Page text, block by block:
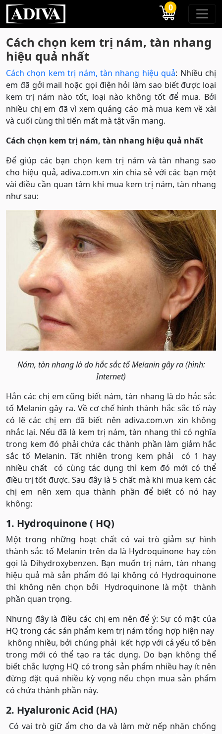
0
Cách chọn kem trị nám, tàn nhang
hiệu quả nhất
Cách chọn kem trị nám, tàn nhang hiệu quả: Nhiều chị
em đã gởi mail hoặc gọi điện hỏi làm sao biết được loại
kem trị nám nào tốt, loại nào không tốt để mua. Bởi
nhiều chị em đã vì xem quảng cáo mà mua kem về xài
và cuối cùng thì tiến mất mà tật vẫn mang.
Cách chọn kem trị nám, tàn nhang hiệu quả nhất
Để giúp các bạn chọn kem trị nám và tàn nhang sao
cho hiệu quả, adiva.com.vn xin chia sẻ với các bạn một
vài điều cần quan tâm khi mua kem trị nám, tàn nhang
như sau:
Nám, tàn nhang là do hắc sắc tố Melanin gây ra (hình:
Internet)
Hẳn các chị em cũng biết nám, tàn nhang là do hắc sắc
tố Melanin gây ra. Về cơ chế hình thành hắc sắc tố này
có lẽ các chị em đã biết nên adiva.com.vn xin không
nhắc lại. Nếu đã là kem trị nám, tàn nhang thì có nghĩa
trong kem đó phải chứa các thành phần làm giảm hắc
sắc tố Melanin. Tất nhiên trong kem phải có 1 hay
nhiều chất có cùng tác dụng thì kem đó mới có thể
điều trị tốt được. Sau đây là 5 chất mà khi mua kem các
chị em nên xem qua thành phần để biết có nó hay
không:
1. Hydroquinone ( HQ)
Một trong những hoạt chất có vai trò giảm sự hình
thành sắc tố Melanin trên da là Hydroquinone hay còn
gọi là Dihydroxybenzen. Bạn muốn trị nám, tàn nhang
hiệu quả mà sản phẩm đó lại không có Hydroquinone
thì không nên chọn bởi Hydroquinone là một thành
phần quan trọng.
Nhưng đây là điều các chị em nên để ý: Sự có mặt của
HQ trong các sản phẩm kem trị nám tổng hợp hiện nay
không nhiều, bởi chúng phải kết hợp với cả yếu tố bên
trong mới có thể tạo ra tác dụng. Do bạn không thể
biết chắc lượng HQ có trong sản phẩm nhiều hay ít nên
đừng đặt quá nhiều kỳ vọng nếu chọn mua sản phẩm
có chứa thành phần này.
2. Hyaluronic Acid (HA)
Có vai trò giữ ẩm cho da và làm mờ nếp nhăn chống